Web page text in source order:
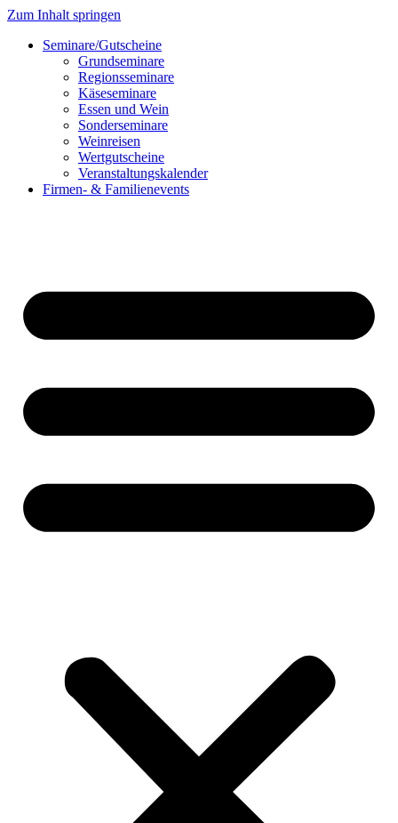
Zum Inhalt springen
Seminare/Gutscheine
Grundseminare
Regionsseminare
Käseseminare
Essen und Wein
Sonderseminare
Weinreisen
Wertgutscheine
Veranstaltungskalender
Firmen- & Familienevents